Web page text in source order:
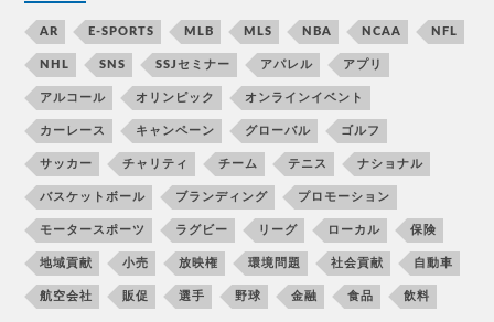
AR E-SPORTS MLB MLS NBA NCAA NFL
NHL SNS SSJセミナー アパレル アプリ
アルコール オリンピック オンラインイベント
カーレース キャンペーン グローバル ゴルフ
サッカー チャリティ チーム テニス ナショナル
バスケットボール ブランディング プロモーション
モータースポーツ ラグビー リーグ ローカル 保険
地域貢献 小売 放映権 環境問題 社会貢献 自動車
航空会社 販促 選手 野球 金融 食品 飲料